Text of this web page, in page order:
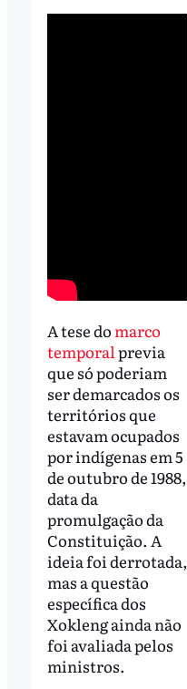
A tese do marco
temporal previa
que só poderiam
ser demarcados os
territórios que
estavam ocupados
por indígenas em 5
de outubro de 1988,
data da
promulgação da
Constituição. A
ideia foi derrotada,
mas a questão
específica dos
Xokleng ainda não
foi avaliada pelos
ministros.